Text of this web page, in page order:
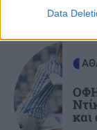
Data
ΠΑΣΟΚ: "Δεν
μας
GOSSIP -
Αργυρός -και